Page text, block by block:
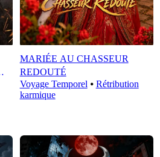
MARIÉE AU CHASSEUR
REDOUTÉ
Voyage Temporel ⦁ Rétribution
karmique